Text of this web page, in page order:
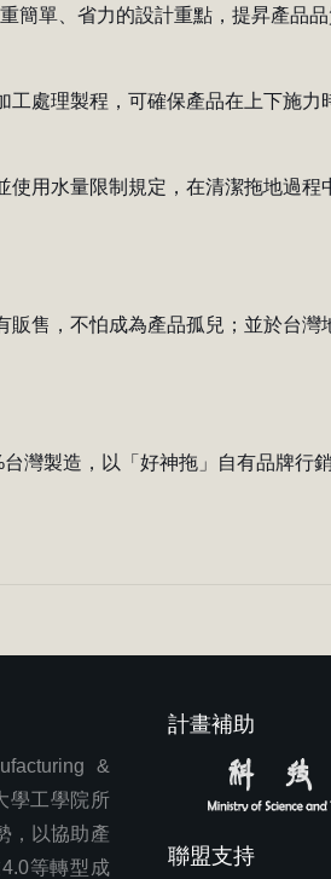
簡單、省力的設計重點，提昇產品品
處理製程，可確保產品在上下施力
用水量限制規定，在清潔拖地過程
販售，不怕成為產品孤兒；並於台灣
灣製造，以「好神拖」自有品牌行
&
學工學院所
，以協助產
等轉型成
計畫補助
聯盟支持